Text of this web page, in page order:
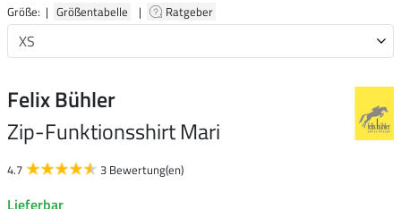
Größe: | Größentabelle | Ratgeber
Felix Bühler
Zip-Funktionsshirt Mari
4.7 3 Bewertung(en)
Lieferbar